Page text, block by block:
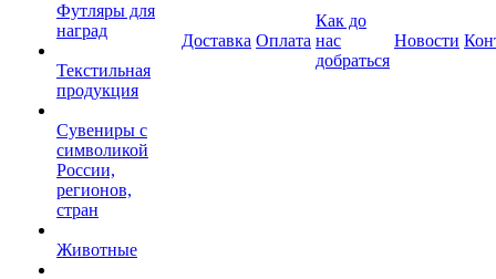
Футляры для
наград
Текстильная
продукция
Сувениры с
символикой
России,
регионов,
стран
Животные
Доставка Оплата
Как до
нас
добраться
Новости